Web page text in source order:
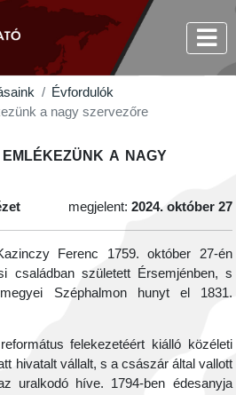
Évfordulók
a nagy szervezőre
a nagy
megjelent: 2024. október 27
Ferenc 1759. október 27-én
családban született Érsemjénben, s
Széphalmon hunyt el 1831.
felekezetéért kiálló közéleti
hivatalt vállalt, s a császár által vallott
uralkodó híve. 1794-ben édesanyja